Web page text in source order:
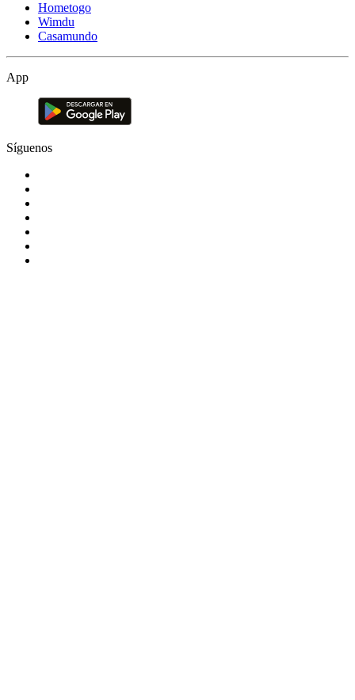
Hometogo
Wimdu
Casamundo
App
Síguenos